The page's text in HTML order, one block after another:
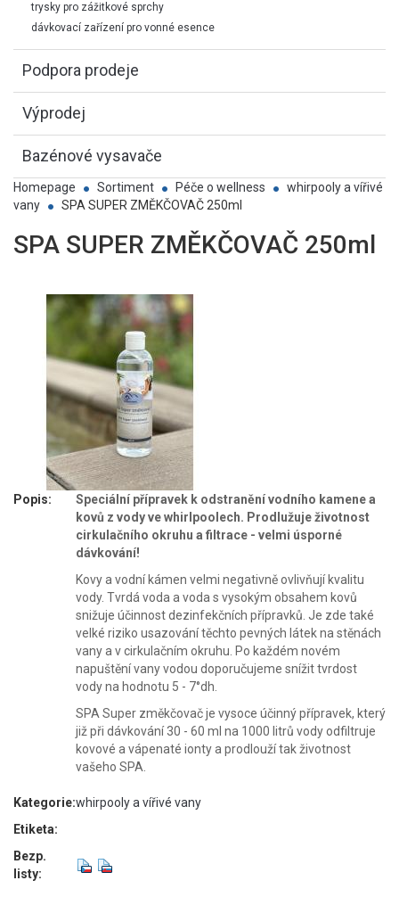
trysky pro zážitkové sprchy
dávkovací zařízení pro vonné esence
Podpora prodeje
Výprodej
Bazénové vysavače
Homepage Sortiment Péče o wellness
whirpooly a vířivé
vany
SPA SUPER ZMĚKČOVAČ 250ml
SPA SUPER ZMĚKČOVAČ 250ml
Popis:
Speciální přípravek k odstranění vodního kamene a
kovů z vody ve whirlpoolech. Prodlužuje životnost
cirkulačního okruhu a filtrace - velmi úsporné
dávkování!
Kovy a vodní kámen velmi negativně ovlivňují kvalitu
vody. Tvrdá voda a voda s vysokým obsahem kovů
snižuje účinnost dezinfekčních přípravků. Je zde také
velké riziko usazování těchto pevných látek na stěnách
vany a v cirkulačním okruhu. Po každém novém
napuštění vany vodou doporučujeme snížit tvrdost
vody na hodnotu 5 - 7°dh.
SPA Super změkčovač je vysoce účinný přípravek, který
již při dávkování 30 - 60 ml na 1000 litrů vody odfiltruje
kovové a vápenaté ionty a prodlouží tak životnost
vašeho SPA.
Kategorie:whirpooly a vířivé vany
Etiketa:
Bezp.
listy: